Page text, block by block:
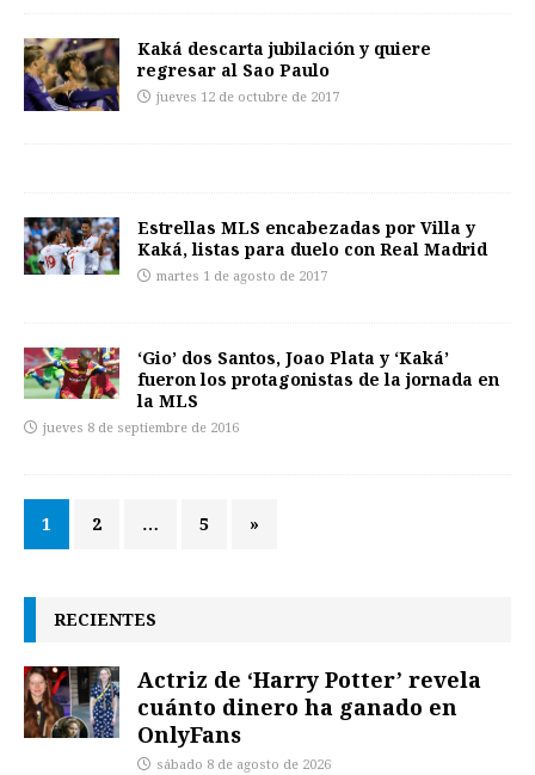
Kaká descarta jubilación y quiere
regresar al Sao Paulo
jueves 12 de octubre de 2017
Estrellas MLS encabezadas por Villa y
Kaká, listas para duelo con Real Madrid
martes 1 de agosto de 2017
‘Gio’ dos Santos, Joao Plata y ‘Kaká’
fueron los protagonistas de la jornada en
la MLS
jueves 8 de septiembre de 2016
1 2 … 5 »
RECIENTES
Actriz de ‘Harry Potter’ revela
cuánto dinero ha ganado en
OnlyFans
sábado 8 de agosto de 2026